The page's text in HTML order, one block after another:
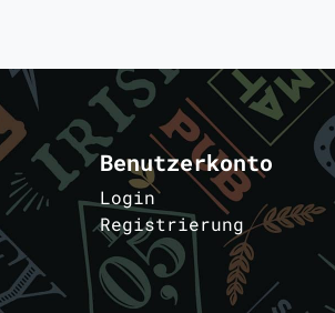
Benutzerkonto
Login
Registrierung